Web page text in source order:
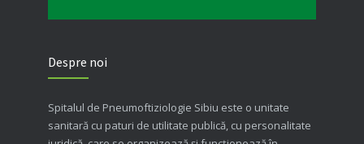
Despre noi
Spitalul de Pneumoftiziologie Sibiu este o unitate
sanitară cu paturi de utilitate publică, cu personalitate